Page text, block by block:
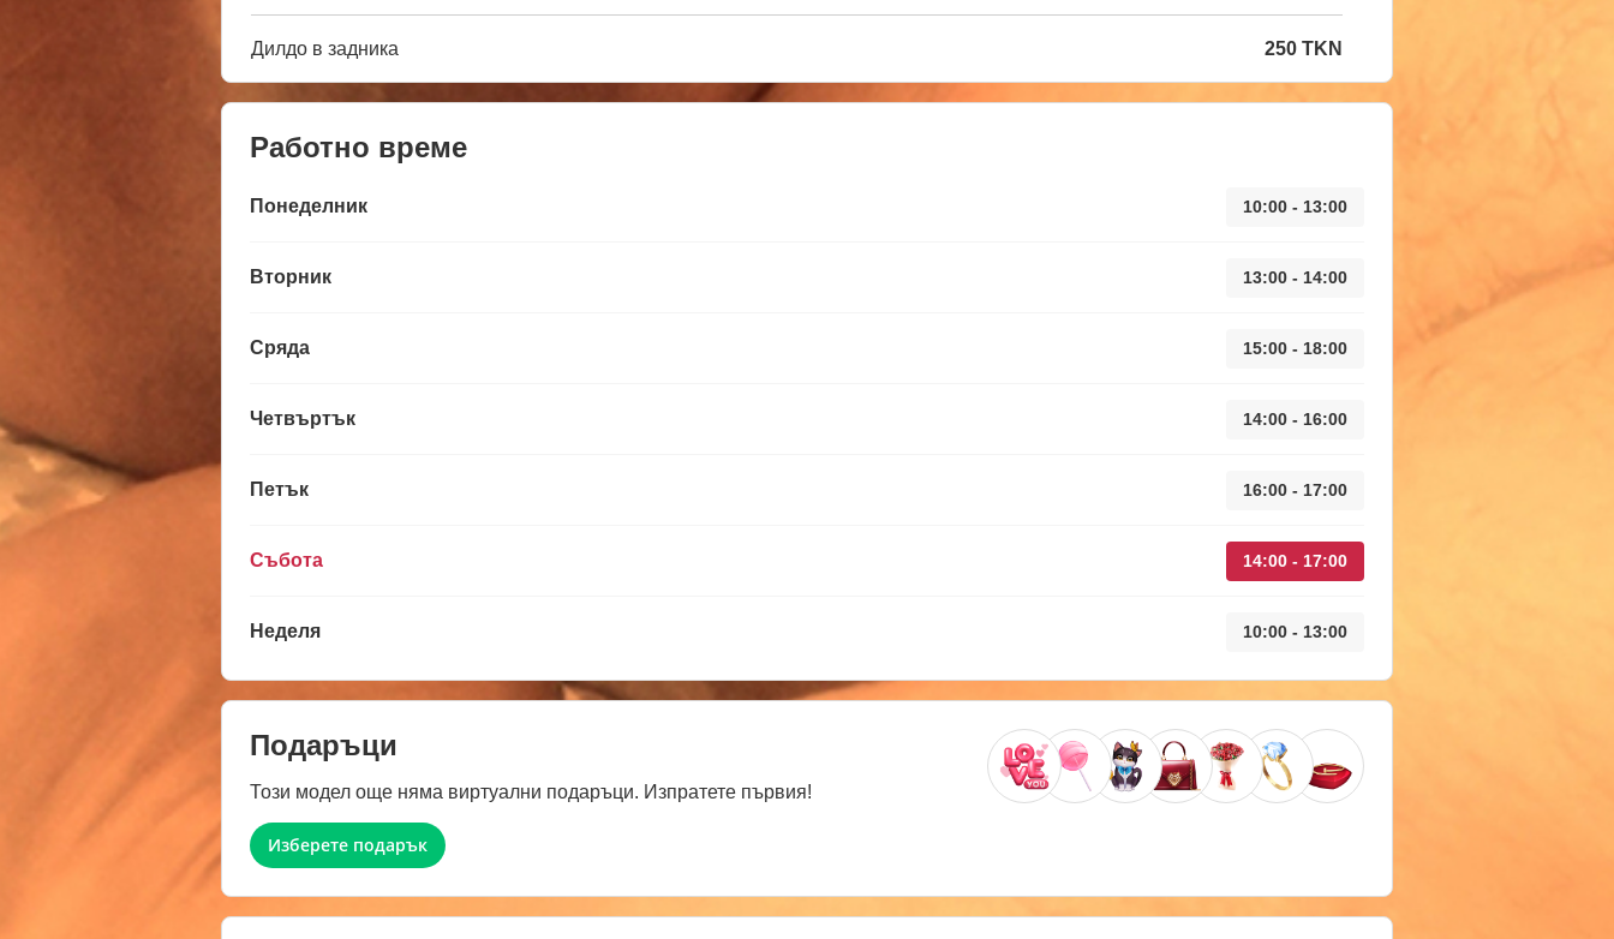
Дилдо в задника 250 TKN
Работно време
Понеделник 10:00 - 13:00
Вторник 13:00 - 14:00
Сряда 15:00 - 18:00
Четвъртък 14:00 - 16:00
Петък 16:00 - 17:00
Събота 14:00 - 17:00
Неделя 10:00 - 13:00
Подаръци
Този модел още няма виртуални подаръци. Изпратете първия!
Изберете подарък